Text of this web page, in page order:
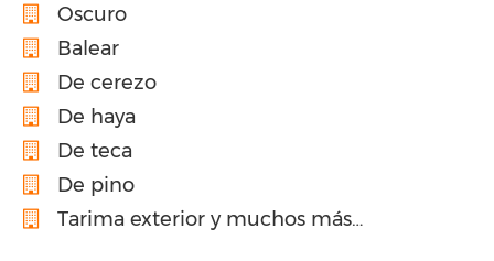
Oscuro
Balear
De cerezo
De haya
De teca
De pino
Tarima exterior y muchos más…